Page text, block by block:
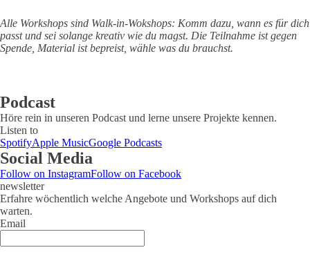
Alle Workshops sind Walk-in-Wokshops: Komm dazu, wann es für dich
passt und sei solange kreativ wie du magst. Die Teilnahme ist gegen
Spende, Material ist bepreist, wähle was du brauchst.
Podcast
Höre rein in unseren Podcast und lerne unsere Projekte kennen.
Listen to
SpotifyApple MusicGoogle Podcasts
Social Media
Follow on InstagramFollow on Facebook
newsletter
Erfahre wöchentlich welche Angebote und Workshops auf dich
warten.
Email